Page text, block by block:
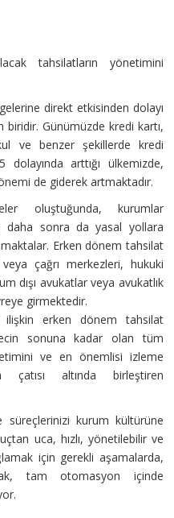
tahsilatların yönetimini
direkt etkisinden dolayı
Günümüzde kredi kartı,
ve benzer şekillerde kredi
dolayında arttığı ülkemizde,
de giderek artmaktadır.
oluştuğunda, kurumlar
daha sonra da yasal yollara
Erken dönem tahsilat
çağrı merkezleri, hukuki
dışı avukatlar veya avukatlık
girmektedir.
ilişkin erken dönem tahsilat
sonuna kadar olan tüm
ve en önemlisi izleme
altında birleştiren
süreçlerinizi kurum kültürüne
uca, hızlı, yönetilebilir ve
için gerekli aşamalarda,
tam otomasyon içinde